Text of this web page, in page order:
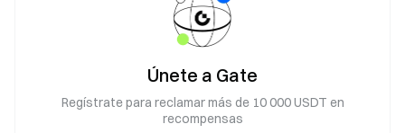
Suministro máximo de PAWS(PAWS): 100 000 000 000
El equipo de Gate
Únete a Gate
Regístrate para reclamar más de 10 000 USDT en
recompensas